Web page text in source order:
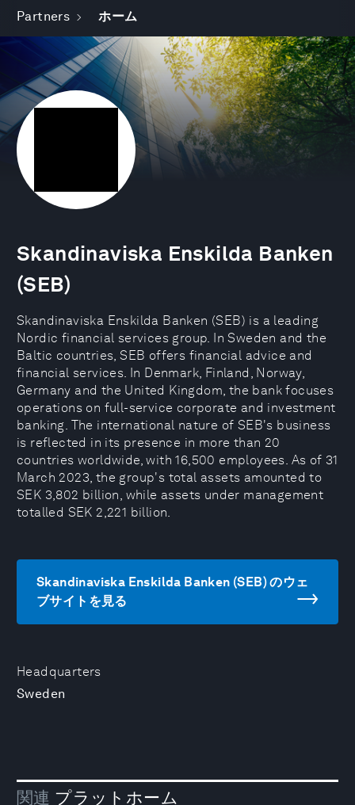
Partners ホーム
Headquarters
Sweden
Skandinaviska Enskilda Banken
(SEB)
Skandinaviska Enskilda Banken (SEB) is a leading
Nordic financial services group. In Sweden and the
Baltic countries, SEB offers financial advice and
financial services. In Denmark, Finland, Norway,
Germany and the United Kingdom, the bank focuses
operations on full-service corporate and investment
banking. The international nature of SEB's business
is reflected in its presence in more than 20
countries worldwide, with 16,500 employees. As of 31
March 2023, the group's total assets amounted to
SEK 3,802 billion, while assets under management
totalled SEK 2,221 billion.
Skandinaviska Enskilda Banken (SEB) のウェ
ブサイトを見る
関連 プラットホーム